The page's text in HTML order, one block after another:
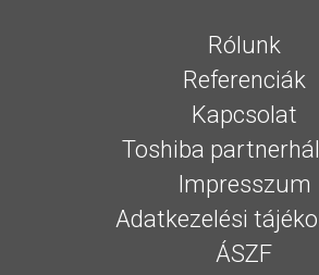
Rólunk
Referenciák
Kapcsolat
Toshiba
Impresszum
Adatkezelési
ÁSZF